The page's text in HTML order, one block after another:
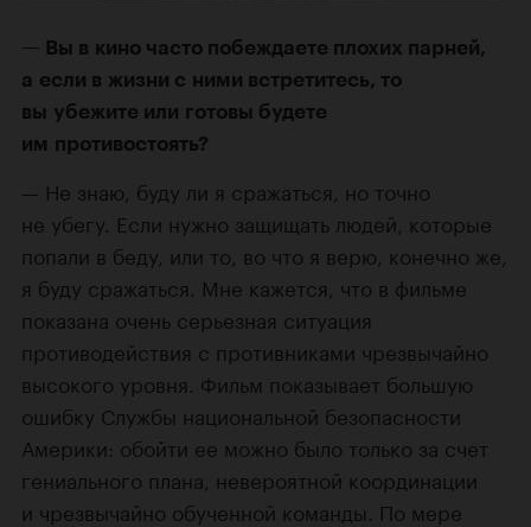
Вы в кино часто побеждаете плохих парней,
а если в жизни с ними встретитесь, то
вы убежите или готовы будете
им противостоять?
Не знаю, буду ли я сражаться, но точно
не убегу. Если нужно защищать людей, которые
попали в беду, или то, во что я верю, конечно же,
я буду сражаться. Мне кажется, что в фильме
показана очень серьезная ситуация
противодействия с противниками чрезвычайно
высокого уровня. Фильм показывает большую
ошибку Службы национальной безопасности
Америки: обойти ее можно было только за счет
гениального плана, невероятной координации
и чрезвычайно обученной команды. По мере